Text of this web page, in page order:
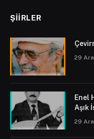
ŞIIRLER
29
Enel
Aşık
29